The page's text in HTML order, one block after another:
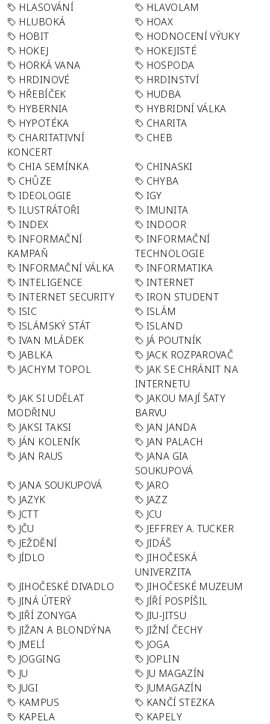
HLASOVÁNÍ
HLAVOLAM
HLUBOKÁ
HOAX
HOBIT
HODNOCENÍ VÝUKY
HOKEJ
HOKEJISTÉ
HORKÁ VANA
HOSPODA
HRDINOVÉ
HRDINSTVÍ
HŘEBÍČEK
HUDBA
HYBERNIA
HYBRIDNÍ VÁLKA
HYPOTÉKA
CHARITA
CHARITATIVNÍ
KONCERT
CHEB
CHIA SEMÍNKA
CHINASKI
CHŮZE
CHYBA
IDEOLOGIE
IGY
ILUSTRÁTOŘI
IMUNITA
INDEX
INDOOR
INFORMAČNÍ
KAMPAŇ
INFORMAČNÍ
TECHNOLOGIE
INFORMAČNÍ VÁLKA
INFORMATIKA
INTELIGENCE
INTERNET
INTERNET SECURITY
IRON STUDENT
ISIC
ISLÁM
ISLÁMSKÝ STÁT
ISLAND
IVAN MLÁDEK
JÁ POUTNÍK
JABLKA
JACK ROZPAROVAČ
JACHYM TOPOL
JAK SE CHRÁNIT NA
INTERNETU
JAK SI UDĚLAT
MODŘINU
JAKOU MAJÍ ŠATY
BARVU
JAKSI TAKSI
JAN JANDA
JÁN KOLENÍK
JAN PALACH
JAN RAUS
JANA GIA
SOUKUPOVÁ
JANA SOUKUPOVÁ
JARO
JAZYK
JAZZ
JCTT
JCU
JČU
JEFFREY A. TUCKER
JEŽDĚNÍ
JIDÁŠ
JÍDLO
JIHOČESKÁ
UNIVERZITA
JIHOČESKÉ DIVADLO
JIHOČESKÉ MUZEUM
JINÁ ÚTERÝ
JÍŘÍ POSPÍŠIL
JIŘÍ ZONYGA
JIU-JITSU
JIŽAN A BLONDÝNA
JIŽNÍ ČECHY
JMELÍ
JOGA
JOGGING
JOPLIN
JU
JU MAGAZÍN
JUGI
JUMAGAZÍN
KAMPUS
KANČÍ STEZKA
KAPELA
KAPELY